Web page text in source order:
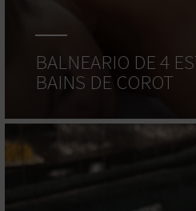
BALNEARIO DE 4
BAINS DE COROT